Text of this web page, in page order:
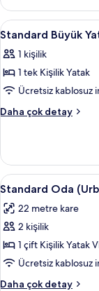
detay
Standard
Büyük
Yataklı
Tek
Kişilik
Oda
tüm
fotoğrafları
görün
4
Standard Büyük
1 kişilik
1 tek Kişilik Yatak
Ücretsiz kablosuz
Daha çok detay
Standard
Kişilik
Oda
(Urban)
daha
fazla
Standard
Oda
(Urban)
için
tüm
fotoğrafları
görün
4
Standard Oda
22 metre kare
2 kişilik
1 çift Kişilik Yatak
Ücretsiz kablosuz
Daha çok detay
Standard